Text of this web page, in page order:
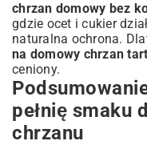
chrzan domowy bez
gdzie ocet i cukier
naturalna ochrona.
na domowy chrzan
ceniony.
pełnię smaku
chrzanu